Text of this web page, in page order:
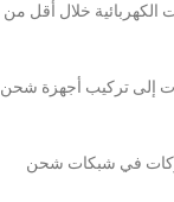
الكهربائية خلال أقل من
إلى تركيب أجهزة شحن
في شبكات شحن